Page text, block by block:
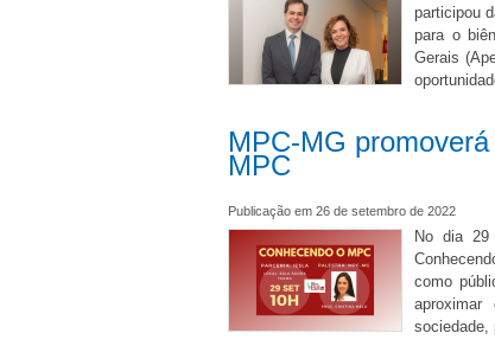
participou
para o
Gerais
MPC-MG
MPC
Publicação em 26 de setembro de 2022
No dia 29
como
sociedade,